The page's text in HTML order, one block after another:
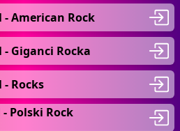
- American Rock
- Giganci Rocka
- Rocks
Polski Rock